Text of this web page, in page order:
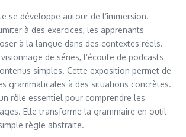
se développe autour de l’immersion.
à des exercices, les apprenants
à la langue dans des contextes réels.
de séries, l’écoute de podcasts
simples. Cette exposition permet de
grammaticales à des situations concrètes.
rôle essentiel pour comprendre les
Elle transforme la grammaire en outil
règle abstraite.